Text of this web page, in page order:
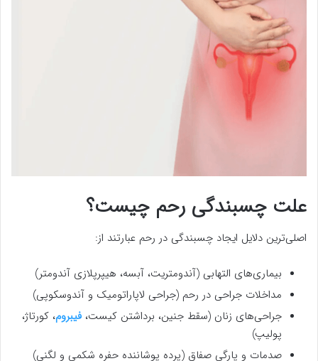
علت چسبندگی رحم چیست؟
اصلی‌ترین دلایل ایجاد چسبندگی در رحم عبارتند از:
بیماری‌های التهابی (آندومتریت، آبسه، هیپرپلازی آندومتر)
مداخلات جراحی در رحم (جراحی لاپاراتومیک و آندوسکوپی)
جراحی‌‌های زنان (سقط جنین، برداشتن کیست، فیبروم، کورتاژ،
پولیپ)
صدمات و پارگی صفاق (پرده پوشاننده حفره شکمی و لگنی)